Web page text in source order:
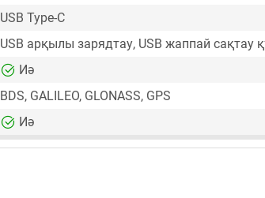
USB Type-C
USB арқылы зарядтау, USB жаппай сақтау
Иә
BDS, GALILEO, GLONASS, GPS
Иә